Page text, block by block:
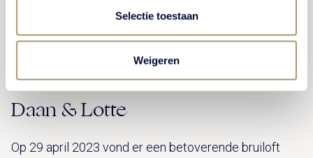
Selectie toestaan
Weigeren
Daan & Lotte
Op 29 april 2023 vond er een betoverende bruiloft